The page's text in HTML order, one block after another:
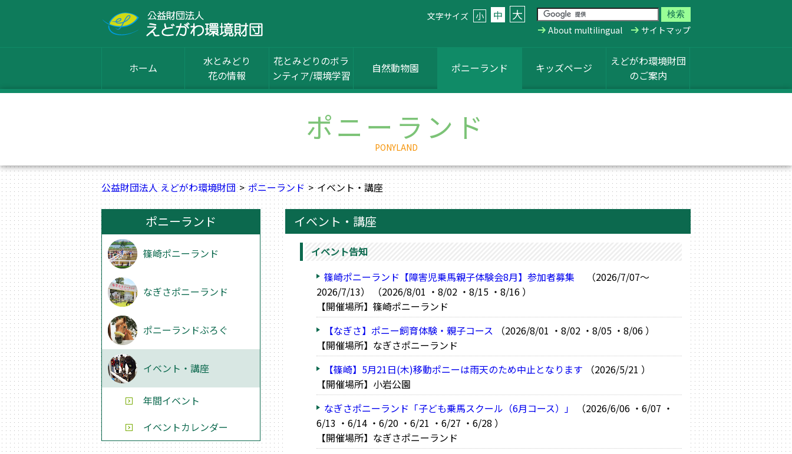
文字サイズ 小 中 大
About multilingual サイトマップ
ホーム
水とみどり
花の情報
花とみどりのボラ
ンティア/環境学習
自然動物園 ポニーランド キッズページ
えどがわ環境財団
のご案内
ポニーランド
PONYLAND
公益財団法人 えどがわ環境財団 ポニーランド イベント・講座
イベント・講座
イベント告知
篠崎ポニーランド【障害児乗馬親子体験会8月】参加者募集
（2026/7/07～
2026/7/13） （2026/8/01 ・8/02 ・8/15 ・8/16 ）
【開催場所】篠崎ポニーランド
【なぎさ】ポニー飼育体験・親子コース （2026/8/01 ・8/02 ・8/05 ・8/06 ）
【開催場所】なぎさポニーランド
【篠崎】5月21日(木)移動ポニーは雨天のため中止となります （2026/5/21 ）
【開催場所】小岩公園
なぎさポニーランド「子ども乗馬スクール（6月コース）」
（2026/6/06 ・6/07 ・
6/13 ・6/14 ・6/20 ・6/21 ・6/27 ・6/28 ）
【開催場所】なぎさポニーランド
ポニーランド
篠崎ポニーランド
なぎさポニーランド
ポニーランドぶろぐ
イベント・講座
年間イベント
イベントカレンダー